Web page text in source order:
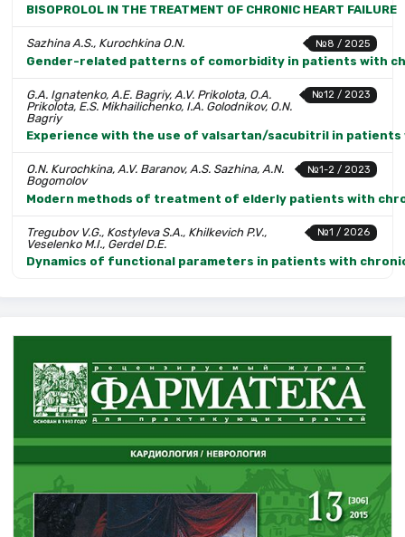
BISOPROLOL IN THE TREATMENT OF CHRONIC HEART FAILURE
№8 / 2025
Sazhina A.S., Kurochkina O.N.
Gender-related patterns of comorbidity in patients with
№12 / 2023
G.A. Ignatenko, A.E. Bagriy, A.V. Prikolota, O.A.
Prikolota, E.S. Mikhailichenko, I.A. Golodnikov, O.N.
Bagriy
Experience with the use of valsartan/sacubitril in
№1-2 / 2023
O.N. Kurochkina, A.V. Baranov, A.S. Sazhina, A.N.
Bogomolov
Modern methods of treatment of elderly patients with
№1 / 2026
Tregubov V.G., Kostyleva S.A., Khilkevich P.V.,
Veselenko M.I., Gerdel D.E.
Dynamics of functional parameters in patients with